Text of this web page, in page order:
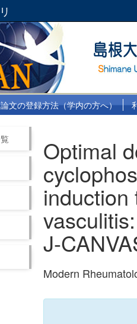
論文の登録方法（学内の方へ）
Optimal
induction
J-
Modern